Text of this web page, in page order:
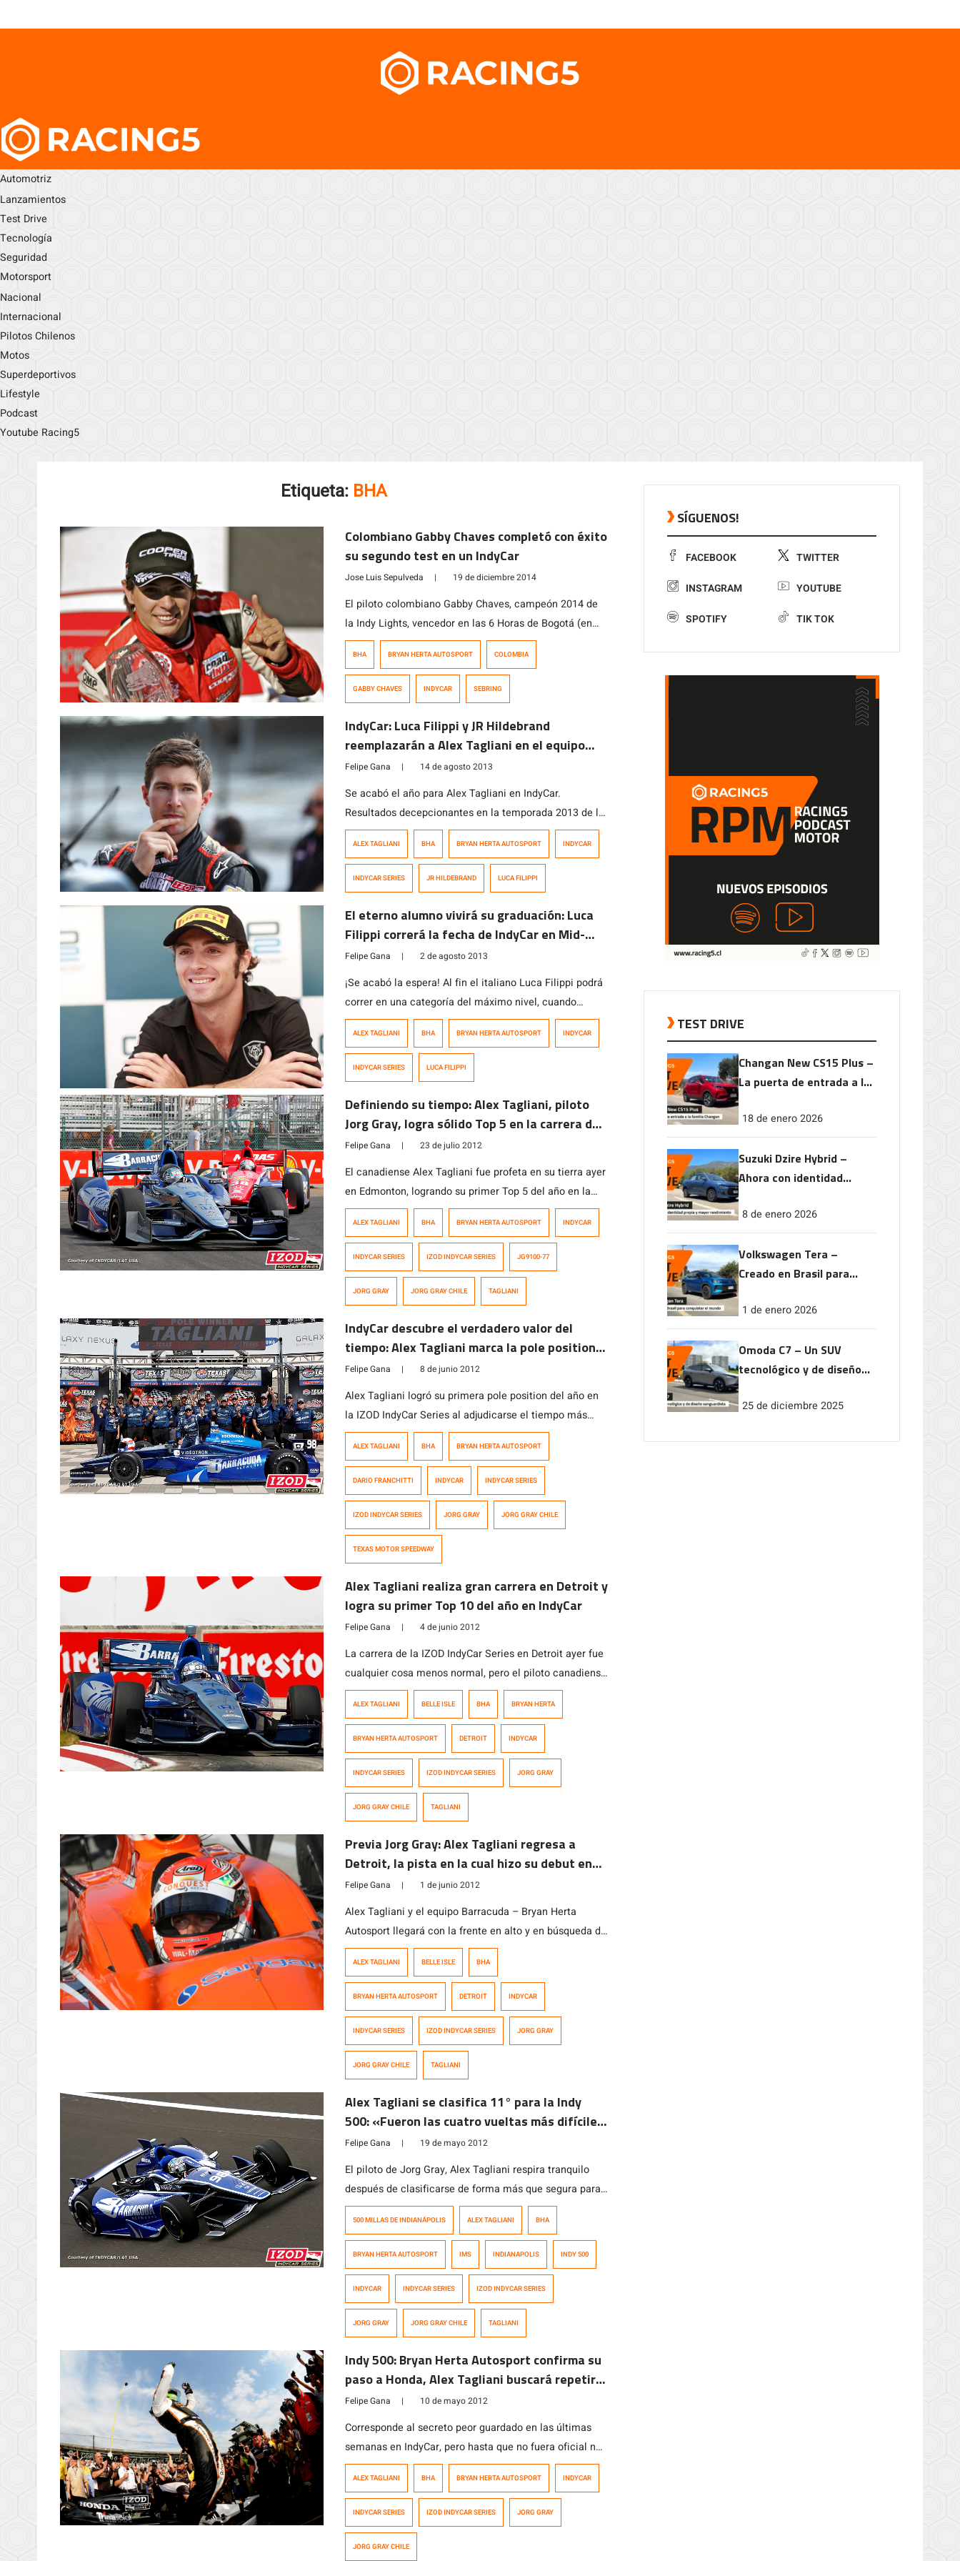
Automotriz
Lanzamientos
Test Drive
Tecnología
Seguridad
Motorsport
Nacional
Internacional
Pilotos Chilenos
Motos
Superdeportivos
Lifestyle
Podcast
Youtube Racing5
Etiqueta: BHA
Colombiano Gabby Chaves completó con éxito
su segundo test en un IndyCar
Jose Luis Sepulveda | 19 de diciembre 2014
El piloto colombiano Gabby Chaves, campeón 2014 de
la Indy Lights, vencedor en las 6 Horas de Bogotá (en
dos series) y de la Carrera de las Estrellas, nuevamente
Carlos Muñoz, quienes son sus […]
BHA BRYAN HERTA AUTOSPORT COLOMBIA
GABBY CHAVES INDYCAR SEBRING
IndyCar: Luca Filippi y JR Hildebrand
reemplazarán a Alex Tagliani en el equipo
BHA
Felipe Gana | 14 de agosto 2013
Se acabó el año para Alex Tagliani en IndyCar.
Resultados decepcionantes en la temporada 2013 de la
IndyCar Series llevaron a que el equipo Barracuda Bryan
reemplazandolo en el auto N°98. Tagliani estaba
clasificado 21° en el […]
ALEX TAGLIANI BHA BRYAN HERTA AUTOSPORT INDYCAR
INDYCAR SERIES JR HILDEBRAND LUCA FILIPPI
El eterno alumno vivirá su graduación: Luca
Filippi correrá la fecha de IndyCar en Mid-
Ohio
Felipe Gana | 2 de agosto 2013
¡Se acabó la espera! Al fin el italiano Luca Filippi podrá
correr en una categoría del máximo nivel, cuando
debute el domingo en la IZOD IndyCar Series. Si has
categoría, porque estuvo seis años completos y parte
[…]
ALEX TAGLIANI BHA BRYAN HERTA AUTOSPORT INDYCAR
INDYCAR SERIES LUCA FILIPPI
Definiendo su tiempo: Alex Tagliani, piloto
Jorg Gray, logra sólido Top 5 en la carrera de
IndyCar en Edmonton
Felipe Gana | 23 de julio 2012
El canadiense Alex Tagliani fue profeta en su tierra ayer
en Edmonton, logrando su primer Top 5 del año en la
IZOD IndyCar Series, después de liderar 49 vueltas. El
largada, que lo vio saltar del cuarto al primer […]
ALEX TAGLIANI BHA BRYAN HERTA AUTOSPORT INDYCAR
INDYCAR SERIES IZOD INDYCAR SERIES JG9100-77
JORG GRAY JORG GRAY CHILE TAGLIANI
IndyCar descubre el verdadero valor del
tiempo: Alex Tagliani marca la pole position
en Texas
Felipe Gana | 8 de junio 2012
Alex Tagliani logró su primera pole position del año en
la IZOD IndyCar Series al adjudicarse el tiempo más
rápido en las clasificaciones para la Firestone 550 en
giros al óvalo para un promedio de 215,691 millas […]
ALEX TAGLIANI BHA BRYAN HERTA AUTOSPORT
DARIO FRANCHITTI INDYCAR INDYCAR SERIES
IZOD INDYCAR SERIES JORG GRAY JORG GRAY CHILE
TEXAS MOTOR SPEEDWAY
Alex Tagliani realiza gran carrera en Detroit y
logra su primer Top 10 del año en IndyCar
Felipe Gana | 4 de junio 2012
La carrera de la IZOD IndyCar Series en Detroit ayer fue
cualquier cosa menos normal, pero el piloto canadiense
y embajador de Jorg Gray, Alex Tagliani, pudo sacar
competitividad a lo largo de toda la competencia.
Tagliani […]
ALEX TAGLIANI BELLE ISLE BHA BRYAN HERTA
BRYAN HERTA AUTOSPORT DETROIT INDYCAR
INDYCAR SERIES IZOD INDYCAR SERIES JORG GRAY
JORG GRAY CHILE TAGLIANI
Previa Jorg Gray: Alex Tagliani regresa a
Detroit, la pista en la cual hizo su debut en
IndyCar en 2008
Felipe Gana | 1 de junio 2012
Alex Tagliani y el equipo Barracuda – Bryan Herta
Autosport llegará con la frente en alto y en búsqueda de
un buen resultado en el callejero de Belle Isle, Detroit,
excelente papel en las 500 Millas […]
ALEX TAGLIANI BELLE ISLE BHA
BRYAN HERTA AUTOSPORT DETROIT INDYCAR
INDYCAR SERIES IZOD INDYCAR SERIES JORG GRAY
JORG GRAY CHILE TAGLIANI
Alex Tagliani se clasifica 11° para la Indy
500: «Fueron las cuatro vueltas más difíciles
de mi carrera»
Felipe Gana | 19 de mayo 2012
El piloto de Jorg Gray, Alex Tagliani respira tranquilo
después de clasificarse de forma más que segura para
las 500 Millas de Indianapolis 2012 después de lograr el
«500» en 2011, describió su intento de clasificación
como «las […]
500 MILLAS DE INDIANÁPOLIS ALEX TAGLIANI BHA
BRYAN HERTA AUTOSPORT IMS INDIANAPOLIS INDY 500
INDYCAR INDYCAR SERIES IZOD INDYCAR SERIES
JORG GRAY JORG GRAY CHILE TAGLIANI
Indy 500: Bryan Herta Autosport confirma su
paso a Honda, Alex Tagliani buscará repetir
la pole lograda en 2011
Felipe Gana | 10 de mayo 2012
Corresponde al secreto peor guardado en las últimas
semanas en IndyCar, pero hasta que no fuera oficial no
había demasiado que decir o hacer. Bryan Herta
Indianapolis luego de dejar a Lotus antes de la cuarta
fecha en Brasil. […]
ALEX TAGLIANI BHA BRYAN HERTA AUTOSPORT INDYCAR
INDYCAR SERIES IZOD INDYCAR SERIES JORG GRAY
JORG GRAY CHILE
SÍGUENOS!
FACEBOOK TWITTER
INSTAGRAM YOUTUBE
SPOTIFY TIK TOK
TEST DRIVE
Changan New CS15 Plus –
La puerta de entrada a la
18 de enero 2026
Suzuki Dzire Hybrid –
Ahora con identidad
rendimiento
8 de enero 2026
Volkswagen Tera –
Creado en Brasil para
1 de enero 2026
Omoda C7 – Un SUV
tecnológico y de diseño
25 de diciembre 2025